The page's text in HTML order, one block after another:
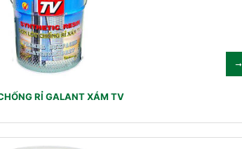
RỈ GALANT XÁM TV